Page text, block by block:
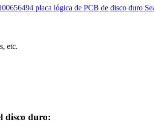
etc.
disco duro: